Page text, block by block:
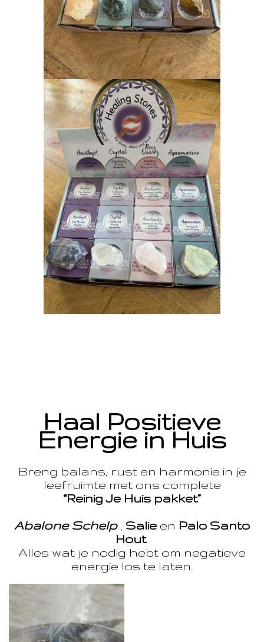
Haal Positieve
Energie in Huis
Breng balans, rust en harmonie in je
leefruimte met ons complete
“Reinig Je Huis pakket”
Abalone Schelp, Salie en Palo Santo
Hout
Alles wat je nodig hebt om negatieve
energie los te laten.